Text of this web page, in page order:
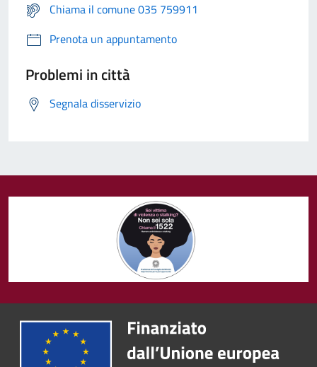
Chiama il comune 035 759911
Prenota un appuntamento
Problemi in città
Segnala disservizio